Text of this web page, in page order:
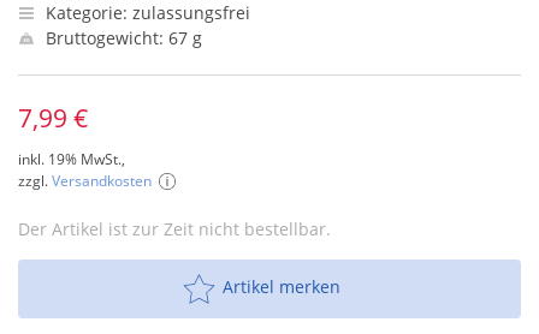
Kategorie: zulassungsfrei
Bruttogewicht: 67 g
7,99 €
inkl. 19% MwSt.,
zzgl.Versandkosten
Der Artikel ist zur Zeit nicht bestellbar.
Artikel merken